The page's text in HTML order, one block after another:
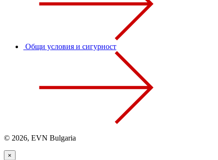
Общи условия и сигурност
© 2026, EVN Bulgaria
×